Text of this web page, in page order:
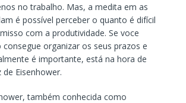
no trabalho. Mas, a medita em as
é possível perceber o quanto é difícil
com a produtividade. Se voce
consegue organizar os seus prazos e
é importante, está na hora de
Eisenhower.
também conhecida como